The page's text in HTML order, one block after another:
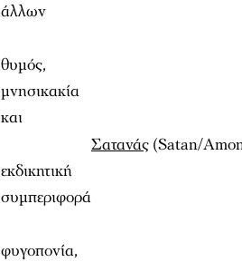
άλλων
θυμός,
μνησικακία
και
εκδικητική
συμπεριφορά
Σατανάς (Satan/
φυγοπονία,